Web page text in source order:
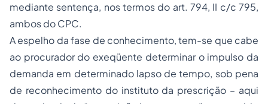
mediante sentença, nos termos do art. 794, II c/c 795,
ambos do CPC.
A espelho da fase de conhecimento, tem-se que cabe
ao procurador do exeqüente determinar o impulso da
demanda em determinado lapso de tempo, sob pena
de reconhecimento do instituto da prescrição – aqui